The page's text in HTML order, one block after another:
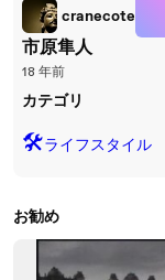
cranecote
市原隼人
18 年前
カテゴリ
🛠️ライフスタイル
お勧め